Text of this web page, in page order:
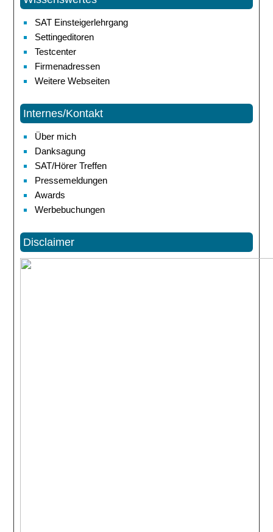
SAT Einsteigerlehrgang
Settingeditoren
Testcenter
Firmenadressen
Weitere Webseiten
Internes/Kontakt
Über mich
Danksagung
SAT/Hörer Treffen
Pressemeldungen
Awards
Werbebuchungen
Disclaimer